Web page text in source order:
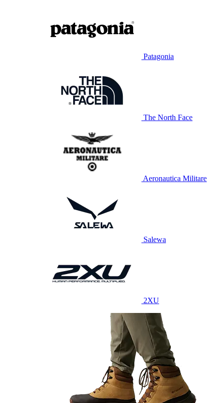
Patagonia
The North Face
Aeronautica Militare
Salewa
2XU